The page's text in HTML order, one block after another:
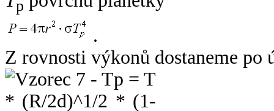
p
.
Z rovnosti výkonů dostaneme po